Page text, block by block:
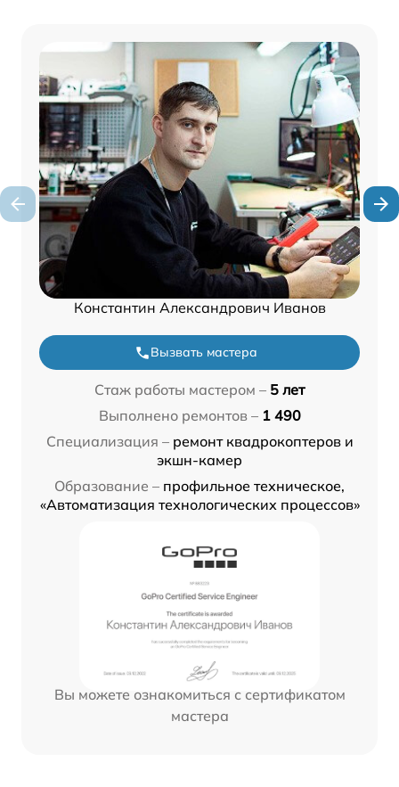
Константин Александрович Иванов
Вызвать мастера
Стаж работы мастером – 5 лет
Выполнено ремонтов – 1 490
Специализация – ремонт квадрокоптеров и
экшн-камер
Образование – профильное техническое,
«Автоматизация технологических процессов»
Вы можете ознакомиться с сертификатом
мастера